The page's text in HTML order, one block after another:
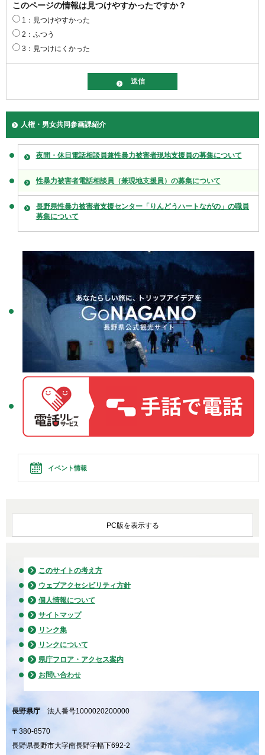
このページの情報は見つけやすかったですか？
1：見つけやすかった
2：ふつう
3：見つけにくかった
人権・男女共同参画課紹介
夜間・休日電話相談員兼性暴力被害者現地支援員の募集について
性暴力被害者電話相談員（兼現地支援員）の募集について
長野県性暴力被害者支援センター「りんどうハートながの」の職員
募集について
イベント情報
PC版を表示する
このサイトの考え方
ウェブアクセシビリティ方針
個人情報について
サイトマップ
リンク集
リンクについて
県庁フロア・アクセス案内
お問い合わせ
長野県庁 法人番号1000020200000
〒380-8570
長野県長野市大字南長野字幅下692-2